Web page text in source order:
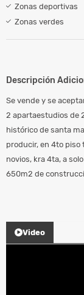
Zonas deportivas
Zonas verdes
Descripción
Se vende y se
2 apartaestudios de
histórico de santa
producir, en 4to piso
novios, kra 4ta, a
650m2 de
Video